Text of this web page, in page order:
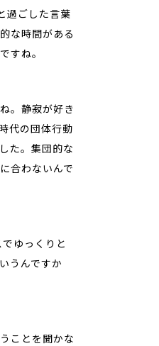
過ごした言葉
な時間がある
すね。
。静寂が好き
代の団体行動
た。集団的な
合わないんで
ゆっくりと
うんですか
ことを聞かな